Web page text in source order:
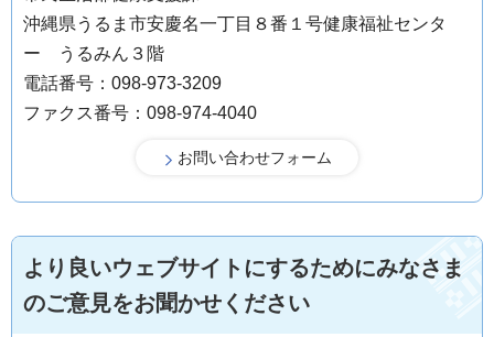
沖縄県うるま市安慶名一丁目８番１号健康福祉センタ
ー うるみん３階
電話番号：098-973-3209
ファクス番号：098-974-4040
より良いウェブサイトにするためにみなさま
のご意見をお聞かせください